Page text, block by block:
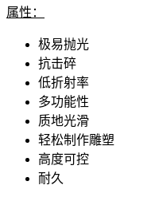
属性：
极易抛光
抗击碎
低折射率
多功能性
质地光滑
轻松制作雕塑
高度可控
耐久